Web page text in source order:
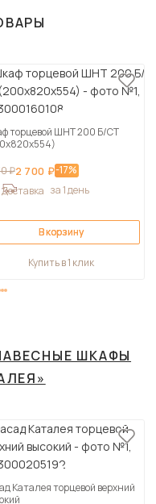
торцевой ШНТ 200 Б/СТ
₽2 700 ₽-17%
Доставка за 1 день
В корзину
Купить в 1 клик
ШКАФЫ
Каталея торцевой верхний